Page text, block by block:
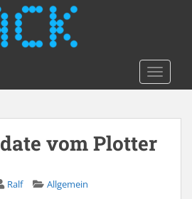
vom Plotter
Ralf Allgemein